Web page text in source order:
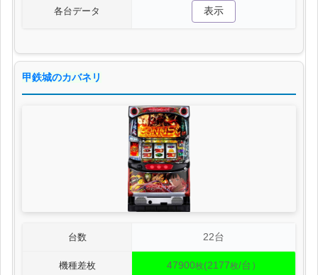
各台データ 表示
甲鉄城のカバネリ
台数 22台
機種差枚 47900枚(2177枚/台）